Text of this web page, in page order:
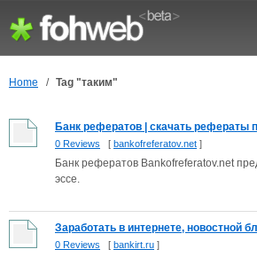
Home / Tag "таким"
Банк рефератов | скачать рефераты
0 Reviews [ bankofreferatov.net ]
Банк рефератов Bankofreferatov.net
эссе.
Заработать в интернете, новостной
0 Reviews [ bankirt.ru ]